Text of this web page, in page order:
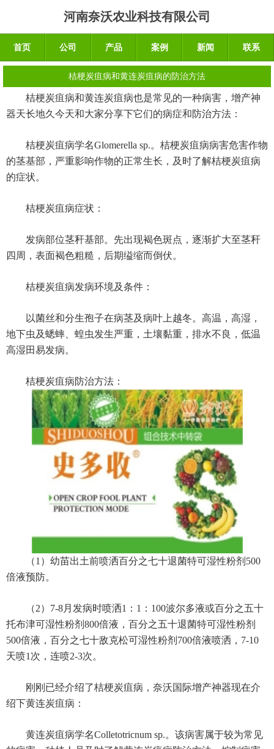
河南奈沃农业科技有限公司
首页 公司 产品 案例 新闻 联系
桔梗炭疽病和黄连炭疽病的防治方法
桔梗炭疽病和黄连炭疽病也是常见的一种病害，增产神
器天长地久今天和大家分享下它们的病症和防治方法：
桔梗炭疽病学名Glomerella sp.。桔梗炭疽病病害危害作物
的茎基部，严重影响作物的正常生长，及时了解桔梗炭疽病
的症状。
桔梗炭疽病症状：
发病部位茎秆基部。先出现褐色斑点，逐渐扩大至茎秆
四周，表面褐色粗糙，后期缢缩而倒伏。
桔梗炭疽病发病环境及条件：
以菌丝和分生孢子在病茎及病叶上越冬。高温，高湿，
地下虫及蟋蟀、蝗虫发生严重，土壤黏重，排水不良，低温
高湿田易发病。
桔梗炭疽病防治方法：
（1）幼苗出土前喷洒百分之七十退菌特可湿性粉剂500
倍液预防。
（2）7-8月发病时喷洒1：1：100波尔多液或百分之五十
托布津可湿性粉剂800倍液，百分之五十退菌特可湿性粉剂
500倍液，百分之七十敌克松可湿性粉剂700倍液喷洒，7-10
天喷1次，连喷2-3次。
刚刚已经介绍了桔梗炭疽病，奈沃国际增产神器现在介
绍下黄连炭疽病：
黄连炭疽病学名Colletotricnum sp.。该病害属于较为常见